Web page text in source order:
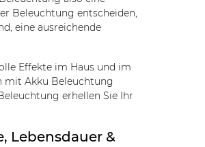
Beleuchtung entscheiden,
eine ausreichende
Effekte im Haus und im
mit Akku Beleuchtung
erhellen Sie Ihr
Lebensdauer &